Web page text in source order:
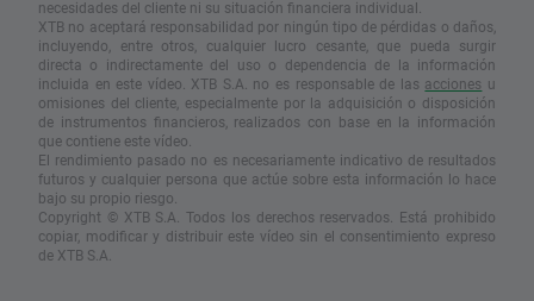
necesidades del cliente ni su situación financiera individual.
XTB no aceptará responsabilidad por ningún tipo de pérdidas o daños,
incluyendo, entre otros, cualquier lucro cesante, que pueda surgir
directa o indirectamente del uso o dependencia de la información
incluida en este vídeo. XTB S.A. no es responsable de las acciones u
omisiones del cliente, especialmente por la adquisición o disposición
de instrumentos financieros, realizados con base en la información
que contiene este vídeo.
El rendimiento pasado no es necesariamente indicativo de resultados
futuros y cualquier persona que actúe sobre esta información lo hace
bajo su propio riesgo.
Copyright © XTB S.A. Todos los derechos reservados. Está prohibido
copiar, modificar y distribuir este vídeo sin el consentimiento expreso
de XTB S.A.